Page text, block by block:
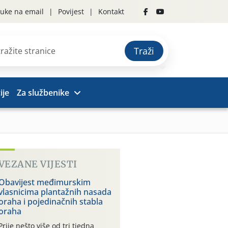
na email Povijest Kontakt
Traži
Za službenike
VIJESTI
međimurskim
plantažnih nasada
i pojedinačnih stabla
nešto više od tri tjedna